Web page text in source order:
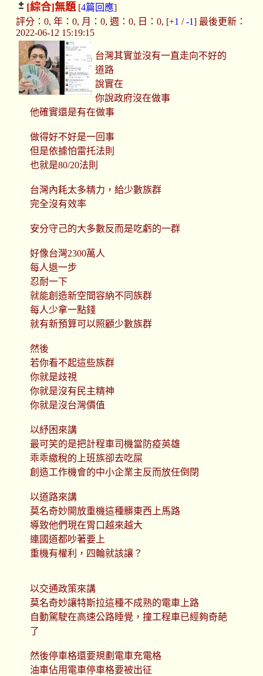
[綜合]無題[4篇回應]
評分：0, 年：0, 月：0, 週：0, 日：0, [+1 /-1] 最後更新：
2022-06-12 15:19:15
台灣其實並沒有一直走向不好的
道路
說實在
你說政府沒在做事
他確實還是有在做事
做得好不好是一回事
但是依據怕雷托法則
也就是80/20法則
台灣內耗太多精力，給少數族群
完全沒有效率
安分守己的大多數反而是吃虧的一群
好像台灣2300萬人
每人退一步
忍耐一下
就能創造新空間容納不同族群
每人少拿一點錢
就有新預算可以照顧少數族群
然後
若你看不起這些族群
你就是歧視
你就是沒有民主精神
你就是沒台灣價值
以紓困來講
最可笑的是把計程車司機當防疫英雄
乖乖繳稅的上班族卻去吃屎
創造工作機會的中小企業主反而放任倒閉
以道路來講
莫名奇妙開放重機這種髒東西上馬路
導致他們現在胃口越來越大
連國道都吵著要上
重機有權利，四輪就該讓？
以交通政策來講
莫名奇妙讓特斯拉這種不成熟的電車上路
自動駕駛在高速公路睡覺，撞工程車已經夠奇葩
了
然後停車格還要規劃電車充電格
油車佔用電車停車格要被出征